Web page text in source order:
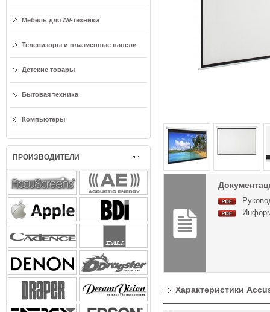
Мебель для AV-техники
Телевизоры и плазменные панели
Детские товары
Бытовая техника
Компьютеры
ПРОИЗВОДИТЕЛИ
Характеристики